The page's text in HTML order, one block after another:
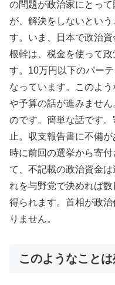
の問題が政治家にとっ
が、解決をしないとい
す。いま、日本で政治
根幹は、税金を使って
す。10万円以下のパー
なっています。このよ
や予算の話が進みませ
のです。簡単な話です
止。収支報告書に不備
時に前回の選挙から寄
て、不記載の政治資金
れを与野党で決めれば
得られます。首相が政
りません。
このようなこと